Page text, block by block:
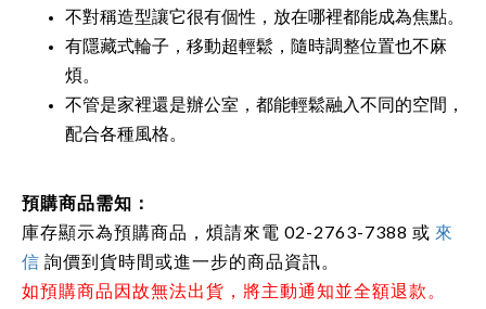
不對稱造型讓它很有個性，放在哪裡都能成為焦點。
有隱藏式輪子，移動超輕鬆，隨時調整位置也不麻
煩。
不管是家裡還是辦公室，都能輕鬆融入不同的空間，
配合各種風格。
預購商品需知：
庫存顯示為預購商品，煩請來電 02-2763-7388 或 來
信 詢價到貨時間或進一步的商品資訊。
如預購商品因故無法出貨，將主動通知並全額退款。